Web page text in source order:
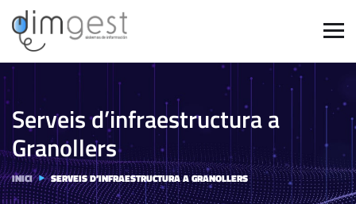
Serveis d’infraestructura a
Granollers
INICI SERVEIS D’INFRAESTRUCTURA A GRANOLLERS